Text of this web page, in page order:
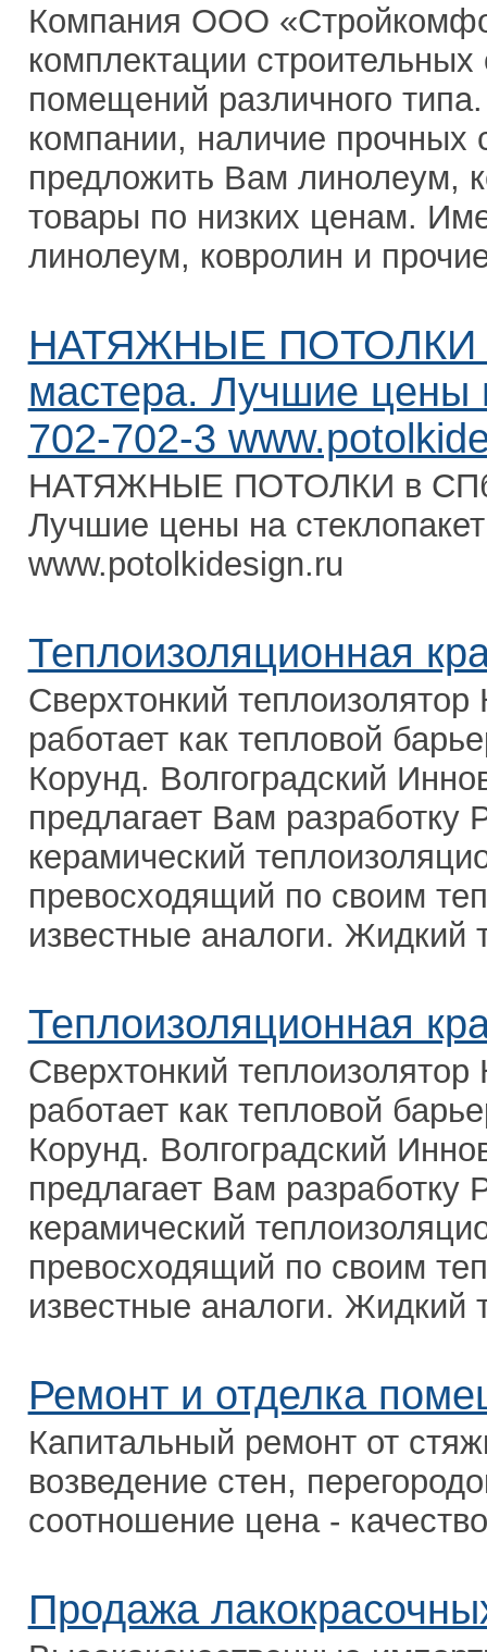
Компания ООО
комплектации
помещений различного
компании, наличие прочных
предложить Вам линолеум,
товары по низких ценам.
линолеум, ковролин и
НАТЯЖНЫЕ ПОТОЛКИ
мастера. Лучшие цены
702-702-3
НАТЯЖНЫЕ ПОТОЛКИ в СПб
Лучшие цены на
www.potolkidesign.ru
Теплоизоляционная
Сверхтонкий
работает как тепловой
Корунд. Волгоградский
предлагает Вам
керамический
превосходящий по своим
известные аналоги. Жидкий
Теплоизоляционная
Сверхтонкий
работает как тепловой
Корунд. Волгоградский
предлагает Вам
керамический
превосходящий по своим
известные аналоги. Жидкий
Ремонт и отделка
Капитальный ремонт от
возведение стен,
соотношение цена -
Продажа